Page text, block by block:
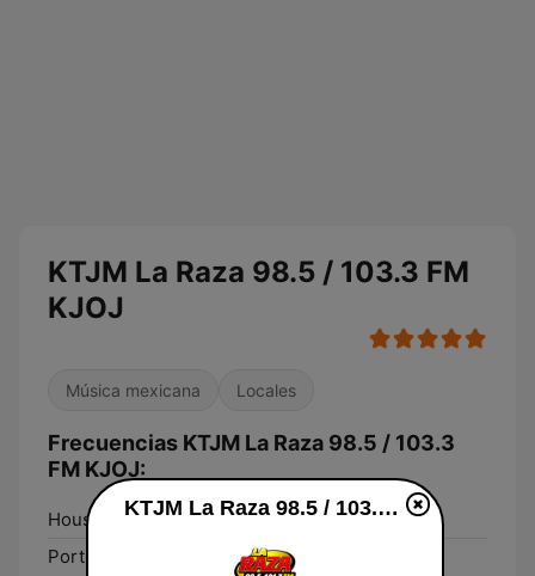
KTJM La Raza 98.5 / 103.3 FM
KJOJ
Música mexicana Locales
Frecuencias KTJM La Raza 98.5 / 103.3
FM KJOJ:
Houston:
101.7 FM
Port Arthur:
KTJM La Raza 98.5 / 103.3 FM KJOJ en vivo